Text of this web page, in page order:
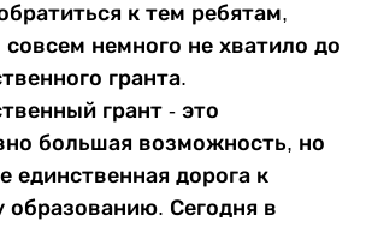
к тем ребятам,
немного не хватило до
гранта.
грант - это
большая возможность, но
единственная дорога к
Сегодня в